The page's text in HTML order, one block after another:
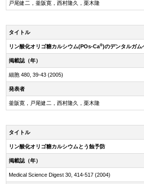
戸尾健二，釜阪寛，西村隆久，栗木隆
タイトル
リン酸化オリゴ糖カルシウム(POs-Ca®)のデンタルガム
掲載誌（年）
細胞 480, 39-43 (2005)
発表者
釜阪寛，戸尾健二，西村隆久，栗木隆
タイトル
リン酸化オリゴ糖カルシウムとう蝕予防
掲載誌（年）
Medical Science Digest 30, 414-517 (2004)